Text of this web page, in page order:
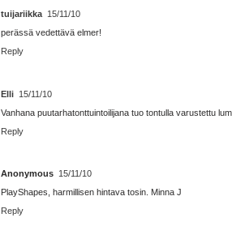
tuijariikka 15/11/10
perässä vedettävä elmer!
Reply
Elli 15/11/10
Vanhana puutarhatonttuintoilijana tuo tontulla varustettu
Reply
Anonymous 15/11/10
PlayShapes, harmillisen hintava tosin. Minna J
Reply